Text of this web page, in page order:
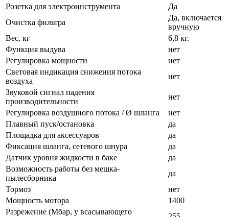
Розетка для электроинструмента
Да
Очистка фильтра
Да, включается
вручную
Вес, кг
6,8 кг.
Функция выдува
нет
Регулировка мощности
нет
Световая индикация снижения потока
воздуха
нет
Звуковой сигнал падения
производительности
нет
Регулировка воздушного потока / Ø шланга
нет
Плавный пуск/остановка
да
Площадка для аксессуаров
да
Фиксация шланга, сетевого шнура
да
Датчик уровня жидкости в баке
да
Возможность работы без мешка-
пылесборника
да
Тормоз
нет
Мощность мотора
1400
Разрежение (Мбар, у всасывающего